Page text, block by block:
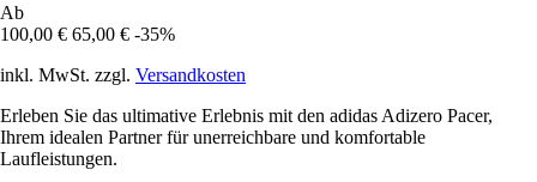
Ab
100,00 € 65,00 € -35%
inkl. MwSt. zzgl. Versandkosten
Erleben Sie das ultimative Erlebnis mit den adidas Adizero Pacer,
Ihrem idealen Partner für unerreichbare und komfortable
Laufleistungen.